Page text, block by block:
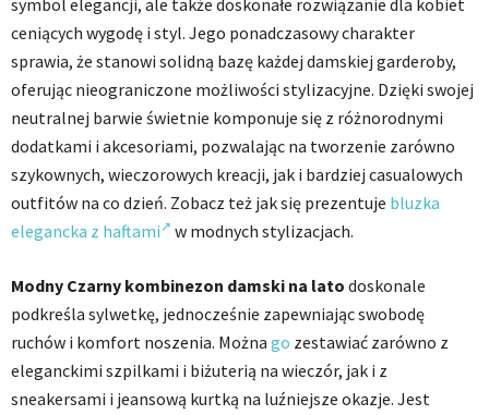
symbol elegancji, ale także doskonałe rozwiązanie dla kobiet
ceniących wygodę i styl. Jego ponadczasowy charakter
sprawia, że stanowi solidną bazę każdej damskiej garderoby,
oferując nieograniczone możliwości stylizacyjne. Dzięki swojej
neutralnej barwie świetnie komponuje się z różnorodnymi
dodatkami i akcesoriami, pozwalając na tworzenie zarówno
szykownych, wieczorowych kreacji, jak i bardziej casualowych
outfitów na co dzień. Zobacz też jak się prezentuje bluzka
elegancka z haftami
w modnych stylizacjach.
Modny Czarny kombinezon damski na lato doskonale
podkreśla sylwetkę, jednocześnie zapewniając swobodę
ruchów i komfort noszenia. Można go zestawiać zarówno z
eleganckimi szpilkami i biżuterią na wieczór, jak i z
sneakersami i jeansową kurtką na luźniejsze okazje. Jest